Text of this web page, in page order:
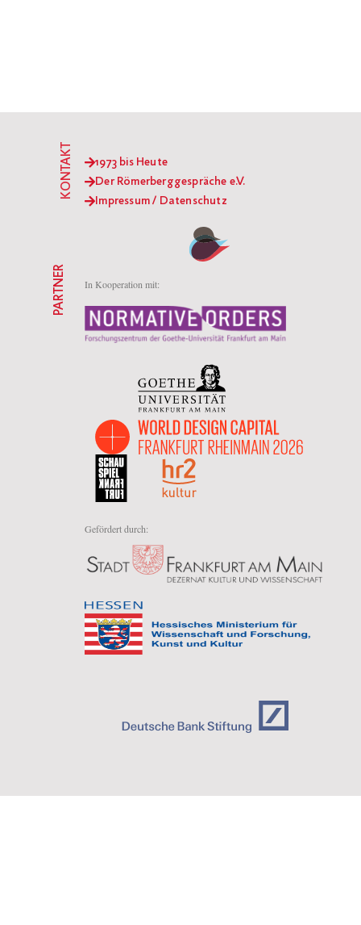
1973 bis Heute
Der Römerberggespräche e.V.
Impressum / Datenschutz
KONTAKT
In Kooperation mit:
Gefördert durch:
PARTNER